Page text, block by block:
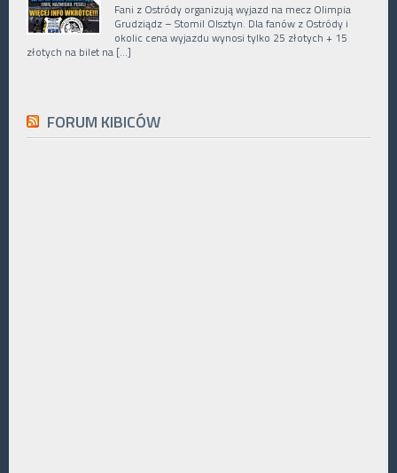
Fani z Ostródy organizują wyjazd na mecz Olimpia
Grudziądz – Stomil Olsztyn. Dla fanów z Ostródy i
okolic cena wyjazdu wynosi tylko 25 złotych + 15
złotych na bilet na […]
FORUM KIBICÓW